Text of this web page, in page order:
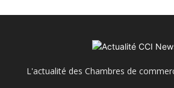
L'actualité des Chambres de